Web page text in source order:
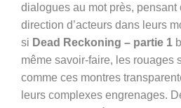
dialogues au mot près, pensant
direction d’acteurs dans leurs
si Dead Reckoning – partie 1
même savoir-faire, les rouages
comme ces montres
leurs complexes engrenages.